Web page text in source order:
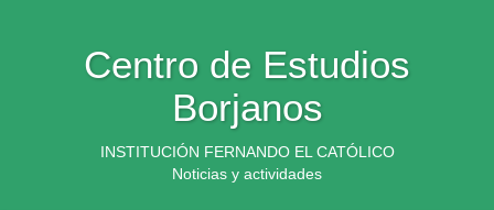
Centro de Estudios
Borjanos
INSTITUCIÓN FERNANDO EL CATÓLICO
Noticias y actividades